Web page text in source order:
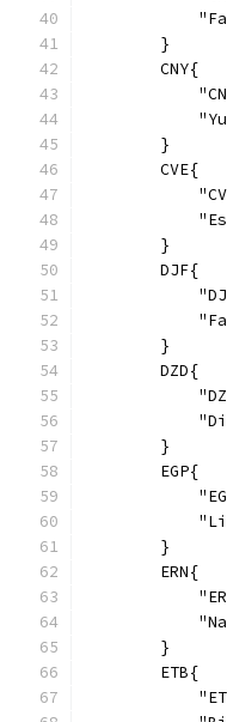
        }
        CNY{
        }
        CVE{
        }
        DJF{
        }
        DZD{
        }
        EGP{
        }
        ERN{
        }
        ETB{